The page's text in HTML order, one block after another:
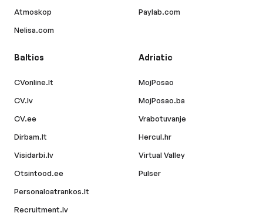
Atmoskop
Nelisa.com
Paylab.com
Baltics
CVonline.lt
CV.lv
CV.ee
Dirbam.lt
Visidarbi.lv
Otsintood.ee
Personaloatrankos.lt
Recruitment.lv
Adriatic
MojPosao
MojPosao.ba
Vrabotuvanje
Hercul.hr
Virtual Valley
Pulser